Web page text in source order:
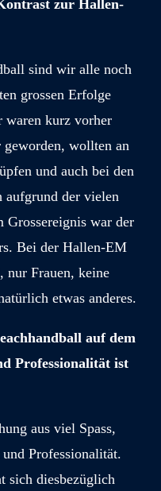
zur Hallen-
sind wir alle noch
grossen Erfolge
waren kurz vorher
geworden, wollten an
und auch bei den
aufgrund der vielen
Grossereignis war der
Bei der Hallen-EM
nur Frauen, keine
etwas anderes.
auf dem
Professionalität ist
aus viel Spass,
Professionalität.
sich diesbezüglich